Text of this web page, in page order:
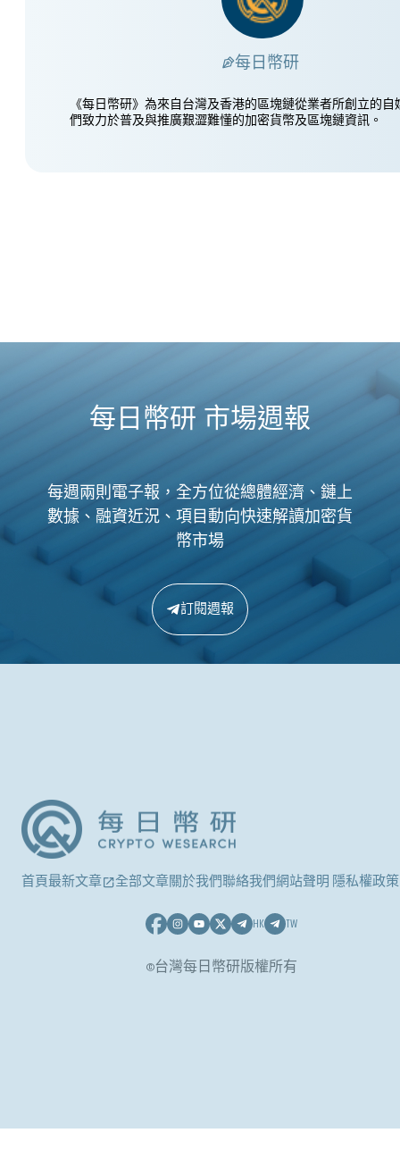
每日幣研
《每日幣研》為來自台灣及香港的區塊鏈從業者所創立的自
們致力於普及與推廣艱澀難懂的加密貨幣及區塊鏈資訊。
每日幣研 市場週報
每週兩則電子報，全方位從總體經濟、鏈上
數據、融資近況、項目動向快速解讀加密貨
幣市場
訂閱週報
首頁最新文章 全部文章關於我們聯絡我們網站聲明 隱私權政策
HK TW
©台灣每日幣研版權所有